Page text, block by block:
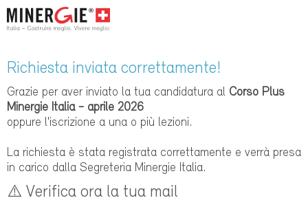
Richiesta inviata correttamente!
Grazie per aver inviato la tua candidatura al Corso Plus
Minergie Italia - aprile 2026
oppure l'iscrizione a una o più lezioni.
La richiesta è stata registrata correttamente e verrà presa
in carico dalla Segreteria Minergie Italia.
⚠️ Verifica ora la tua mail